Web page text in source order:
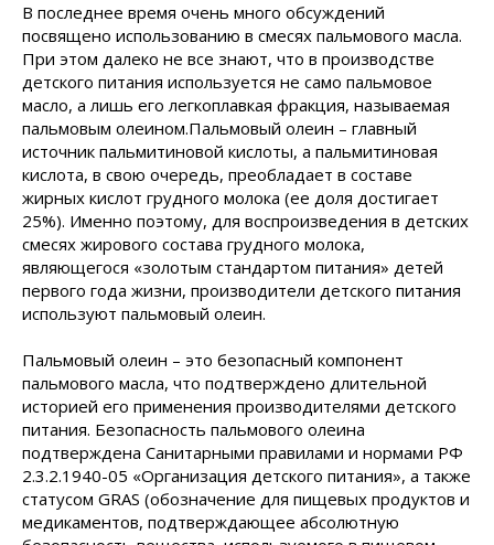
В последнее время очень много обсуждений
посвящено использованию в смесях пальмового масла.
При этом далеко не все знают, что в производстве
детского питания используется не само пальмовое
масло, а лишь его легкоплавкая фракция, называемая
пальмовым олеином.Пальмовый олеин – главный
источник пальмитиновой кислоты, а пальмитиновая
кислота, в свою очередь, преобладает в составе
жирных кислот грудного молока (ее доля достигает
25%). Именно поэтому, для воспроизведения в детских
смесях жирового состава грудного молока,
являющегося «золотым стандартом питания» детей
первого года жизни, производители детского питания
используют пальмовый олеин.
Пальмовый олеин – это безопасный компонент
пальмового масла, что подтверждено длительной
историей его применения производителями детского
питания. Безопасность пальмового олеина
подтверждена Санитарными правилами и нормами РФ
2.3.2.1940-05 «Организация детского питания», а также
статусом GRAS (обозначение для пищевых продуктов и
медикаментов, подтверждающее абсолютную